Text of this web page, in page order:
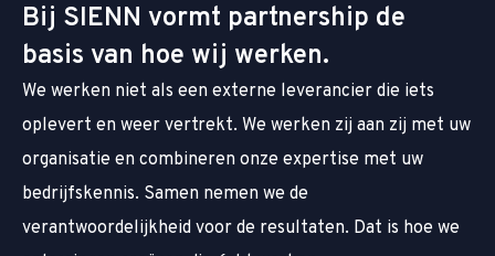
Bij SIENN vormt partnership de
basis van hoe wij werken.
We werken niet als een externe leverancier die iets
oplevert en weer vertrekt. We werken zij aan zij met uw
organisatie en combineren onze expertise met uw
bedrijfskennis. Samen nemen we de
verantwoordelijkheid voor de resultaten. Dat is hoe we